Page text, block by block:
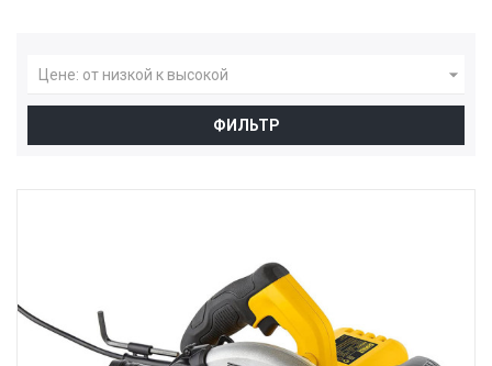
Цене: от низкой к высокой 
ФИЛЬТР